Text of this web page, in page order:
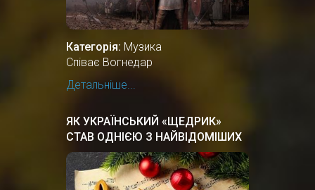
Категорія: Музика
Співає Вогнедар
Детальніше...
ЯК УКРАЇНСЬКИЙ «ЩЕДРИК»
СТАВ ОДНІЄЮ З НАЙВІДОМІШИХ
РІЗДВЯНИХ ПІСЕНЬ У СВІТІ